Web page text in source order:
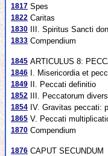
1817 Spes
1822 Caritas
1830 III. Spiritus Sancti
1833 Compendium
1845 ARTICULUS 8:
1846 I. Misericordia et
1849 II. Peccati definitio
1852 III. Peccatorum
1854 IV. Gravitas peccati:
1865 V. Peccati
1870 Compendium
1876 CAPUT SECUNDUM